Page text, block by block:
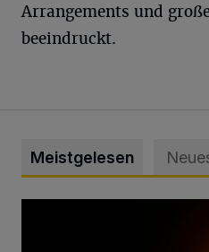
Arrangements und
beeindruckt.
Meistgelesen